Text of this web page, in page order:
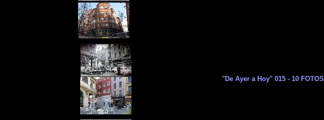
"De Ayer a Hoy" 015 - 10 FOTOS